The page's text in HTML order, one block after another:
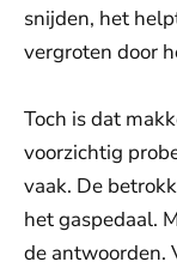
snijden, het
vergroten door
Toch is dat
voorzichtig
vaak. De
het gaspedaal.
de antwoorden.